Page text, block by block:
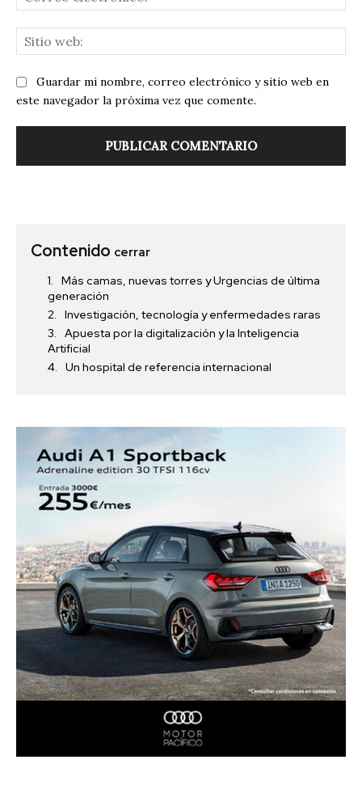
Guardar mi nombre, correo electrónico y sitio web en
este navegador la próxima vez que comente.
Contenido cerrar
Más camas, nuevas torres y Urgencias de última
generación
Investigación, tecnología y enfermedades raras
Apuesta por la digitalización y la Inteligencia
Artificial
Un hospital de referencia internacional